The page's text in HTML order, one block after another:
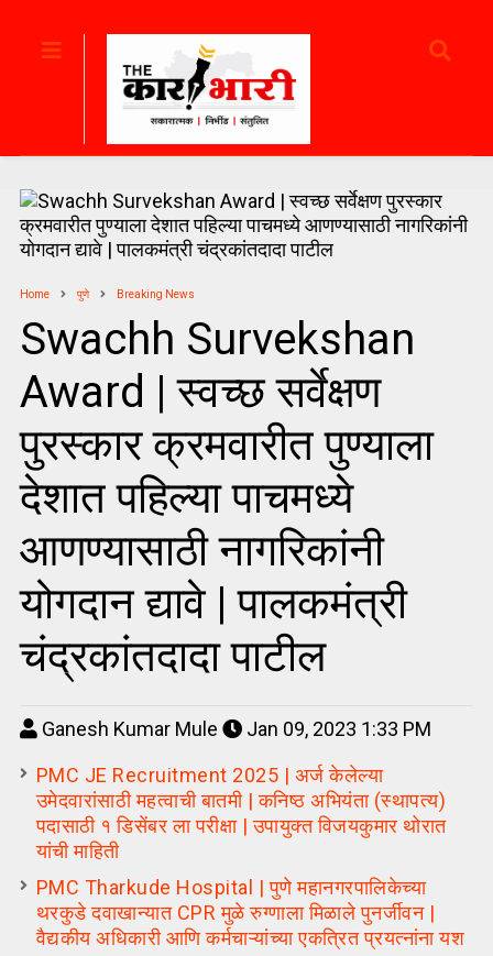
Home पुणे Breaking News
Swachh Survekshan
Award | स्वच्छ सर्वेक्षण
पुरस्कार क्रमवारीत पुण्याला
देशात पहिल्या पाचमध्ये
आणण्यासाठी नागरिकांनी
योगदान द्यावे | पालकमंत्री
चंद्रकांतदादा पाटील
Ganesh Kumar Mule
Jan 09, 2023 1:33 PM
PMC JE Recruitment 2025 | अर्ज केलेल्या
उमेदवारांसाठी महत्वाची बातमी | कनिष्ठ अभियंता (स्थापत्य)
पदासाठी १ डिसेंबर ला परीक्षा | उपायुक्त विजयकुमार थोरात
यांची माहिती
PMC Tharkude Hospital | पुणे महानगरपालिकेच्या
थरकुडे दवाखान्यात CPR मुळे रुग्णाला मिळाले पुनर्जीवन |
वैद्यकीय अधिकारी आणि कर्मचाऱ्यांच्या एकत्रित प्रयत्नांना यश